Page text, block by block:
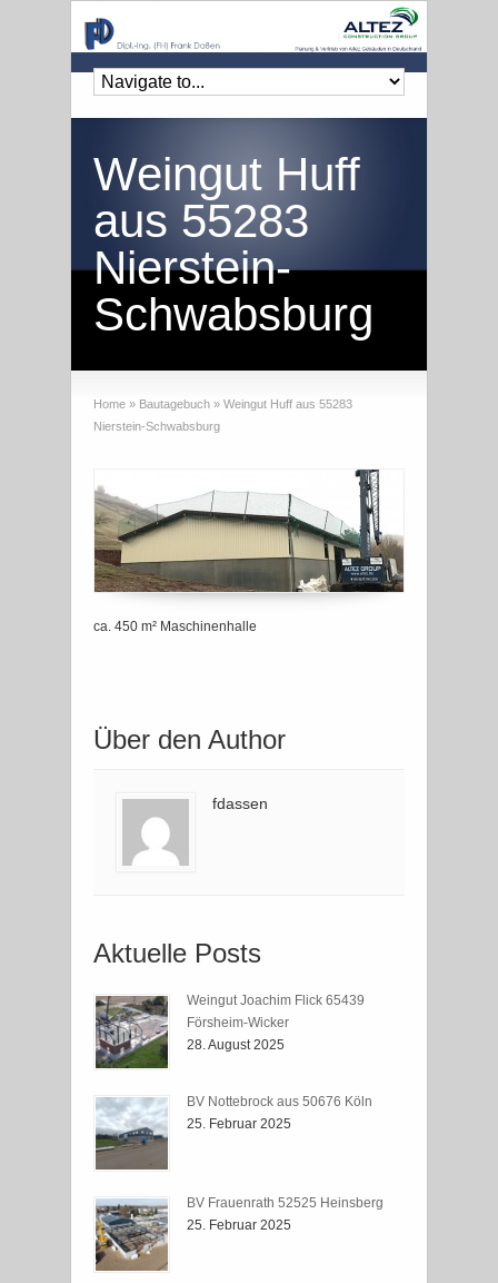
Weingut Huff
aus 55283
Nierstein-
Schwabsburg
Home » Bautagebuch » Weingut Huff aus 55283
Nierstein-Schwabsburg
ca. 450 m² Maschinenhalle
Über den Author
fdassen
Aktuelle Posts
Weingut Joachim Flick 65439
Försheim-Wicker
28. August 2025
BV Nottebrock aus 50676 Köln
25. Februar 2025
BV Frauenrath 52525 Heinsberg
25. Februar 2025